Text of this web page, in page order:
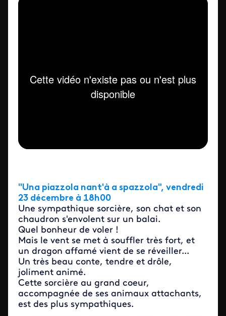
"Una piazzola nant'à a spazzola", vendredi
23 décembre à 18h00
Une sympathique sorcière, son chat et son
chaudron s'envolent sur un balai.
Quel bonheur de voler !
Mais le vent se met à souffler très fort, et
un dragon affamé vient de se réveiller...
Un très beau conte, tendre et drôle,
joliment animé.
Cette sorcière au grand coeur,
accompagnée de ses animaux attachants,
est des plus sympathiques.